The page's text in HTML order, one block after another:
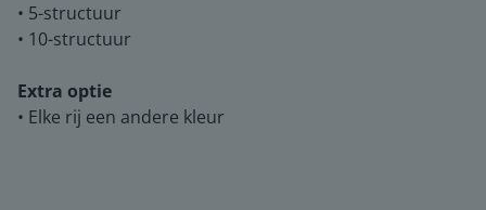
• 5-structuur
• 10-structuur
Extra optie
• Elke rij een andere kleur